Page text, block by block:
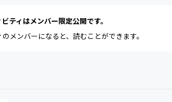
ティはメンバー限定公開です。
メンバーになると、読むことができます。